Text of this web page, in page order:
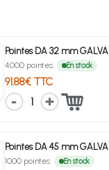
Pointes DA 32 mm GALVA
4000 pointes En stock
91.88€ TTC
1
Pointes DA 45 mm GALVA
1000 pointes En stock